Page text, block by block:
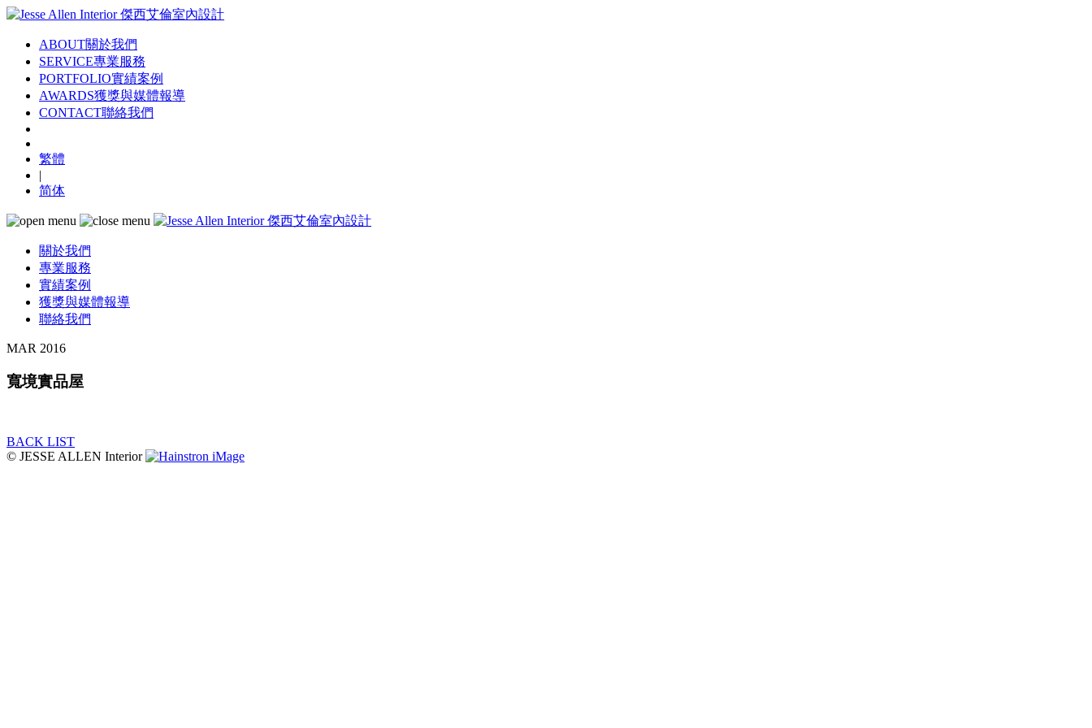
ABOUT關於我們
SERVICE專業服務
PORTFOLIO實績案例
AWARDS獲獎與媒體報導
CONTACT聯絡我們
繁體
|
简体
關於我們
專業服務
實績案例
獲獎與媒體報導
聯絡我們
MAR 2016
寬境實品屋
BACK LIST
© JESSE ALLEN Interior